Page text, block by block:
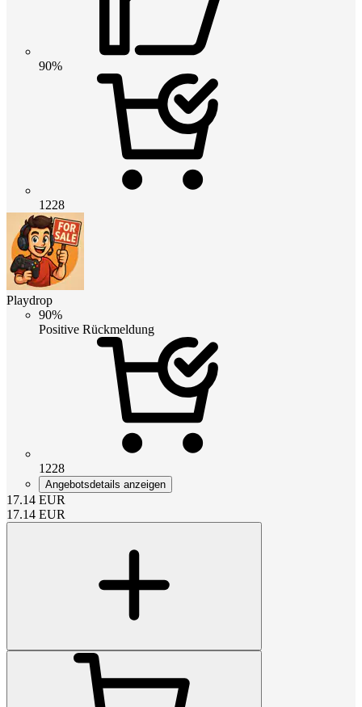
90%
1228
Playdrop
90%
Positive Rückmeldung
1228
Angebotsdetails anzeigen
17.14 EUR
17.14 EUR